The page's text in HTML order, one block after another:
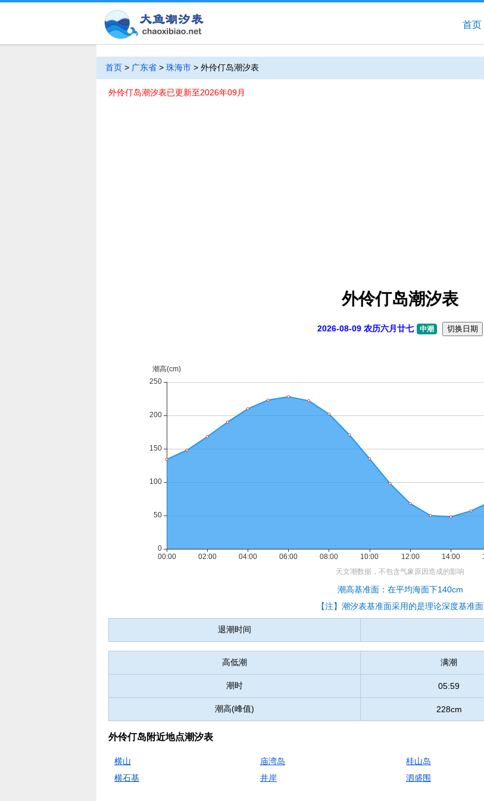
首页
首页 > 广东省 > 珠海市 > 外伶仃岛潮汐表
外伶仃岛潮汐表已更新至2026年09月
外伶仃岛潮汐表
2026-08-09 农历六月廿七 中潮 切换日期
潮高基准面：在平均海面下140cm
【注】潮汐表基准面采用的是理论深度基准面
退潮时间
高低潮 满潮
潮时 05:59
潮高(峰值) 228cm
外伶仃岛附近地点潮汐表
横山 庙湾岛 桂山岛
横石基
井岸 泗盛围